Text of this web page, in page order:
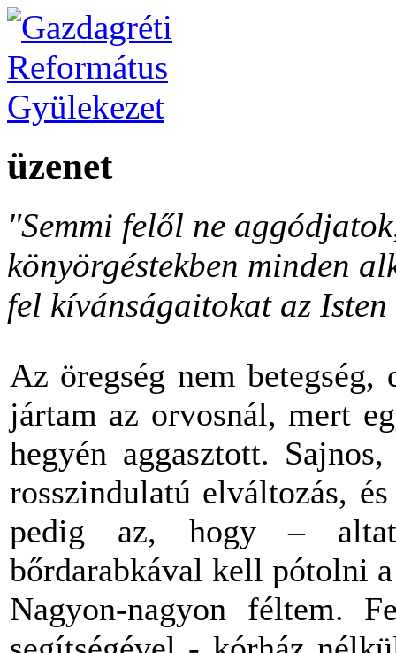
üzenet
"Semmi felől ne
könyörgéstekben minden
fel kívánságaitokat az
Az öregség nem
jártam az orvosnál, mert
hegyén aggasztott.
rosszindulatú elváltozás,
pedig az, hogy –
bőrdarabkával kell pótolni
Nagyon-nagyon féltem.